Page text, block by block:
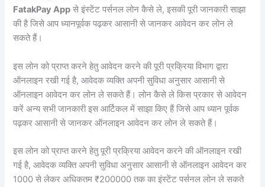
FatakPay App से इंस्टेंट पर्सनल लोन कैसे ले, इसकी पूरी जानकारी साझा
की है जिसे आप ध्यानपूर्वक पढ़कर आसानी से जानकर आवेदन कर लोन ले
सकते हैं।
इस लोन को प्राप्त करने हेतु आवेदन करने की पूरी प्रक्रिया विभाग द्वारा
ऑनलाइन रखी गई है, आवेदक व्यक्ति अपनी सुविधा अनुसार आसानी से
ऑनलाइन आवेदन कर लोन ले सकते हैं। लोन कैसे ले किस प्रकार से आवेदन
करें अन्य सभी जानकारी इस आर्टिकल में साझा किए हैं जिसे आप ध्यान पूर्वक
पढ़कर आसानी से जानकर ऑनलाइन आवेदन कर लोन ले सकते हैं।
इस लोन को प्राप्त करने हेतु पूरी प्रक्रिया आवेदन करने की ऑनलाइन रखी
गई है, आवेदक व्यक्ति अपनी सुविधा अनुसार आसानी से ऑनलाइन आवेदन कर
1000 से लेकर अधिकतम ₹200000 तक का इंस्टेंट पर्सनल लोन ले सकते